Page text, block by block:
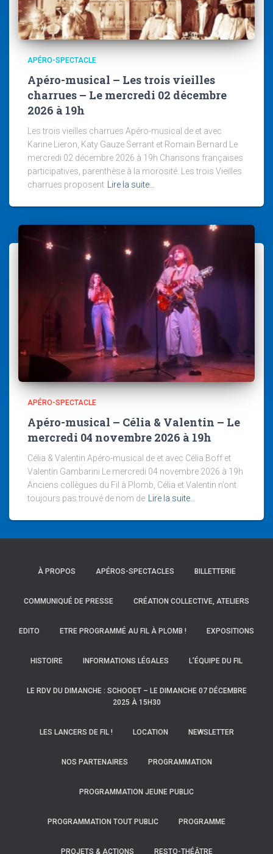
APÉRO-SPECTACLE
Apéro-musical – Les trois vieilles
charrues – Le mercredi 02 décembre
2026 à 19h
Les trois vieilles charrues Apéro-musical de et avec
Karine Lieron, Katy Gauze Serrant et Romain Bernard Le
mercredi 02 décembre 2026 à 19h Chansons françaises
participatives, parenthèse à la morosité. Les trois Vieilles
charrues proposent Lire la suite…
APÉRO-SPECTACLE
Apéro-musical – Célia & Valentin – Le
mercredi 04 novembre 2026 à 19h
Célia & Valentin Apéro-musical de et avec Célia Boff et
Valentin Gambarini Le mercredi 04 novembre 2026 à 19h
Anciens collègues du Fil à Plomb, Célia et Valentin n’ont
toujours pas trouvé de nom de
Lire la suite…
À PROPOS APÉROS-SPECTACLES BILLETTERIE
COMMUNIQUÉ DE PRESSE CRÉATION COLLECTIVE, ATELIERS
EDITO ETRE PROGRAMMÉ AU FIL À PLOMB ! EXPOSITIONS
HISTOIRE INFORMATIONS LÉGALES L’ÉQUIPE DU FIL
LE RDV DU DIMANCHE : SCHOOET – LE DIMANCHE 07 DÉCEMBRE
2025 À 15H30
LES LANCERS DE FIL ! LOCATION NEWSLETTER
NOS PARTENAIRES PROGRAMMATION
PROGRAMMATION JEUNE PUBLIC
PROGRAMMATION TOUT PUBLIC PROGRAMME
PROJETS & ACTIONS RESTO-THÉÂTRE